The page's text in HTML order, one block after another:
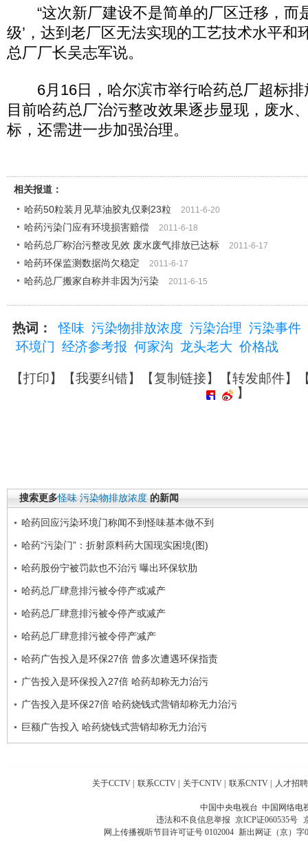
“这次新厂建设不是简单的厂区迁移，而
级’，达到老厂区无法实现的工艺技术水平和
总厂厂长吴志军说。
6月16日，哈尔滨市举行哈药总厂超标排
目前哈药总厂治污整改效果逐步显现，废水
标，还需进一步加强治理。
相关报道：
哈药50粒装月见草油胶丸仅剩23粒
2011-6-20
哈药污染门应有环境损害赔偿 2011-6-18
哈药总厂称治污整改见效 废水废气排放已达标 2011-6-17
哈药环保监测数据尚欠稳定 2011-6-17
哈药总厂搬家自称并非因为污染 2011-6-15
热词： 怪味 污染物排放浓度 污染治理 污染事件
环境门 经济参考报 何家沟 龙头老大 价格战
【打印】【我要纠错】【复制链接】【转发邮件】
】
搜索更多怪味 污染物排放浓度 的新闻
哈药回应污染环境门称闻不到怪味基本做不到
哈药“污染门”：折射原料药大国现实困境(图)
哈药股份宁被罚款也不治污 曝出环保软肋
哈药总厂肆意排污被令停产或减产
哈药总厂肆意排污被令停产或减产
哈药总厂肆意排污被令停产减产
哈药广告投入是环保27倍 曾多次遭遇环保指责
广告投入是环保投入27倍 哈药却称无力治污
广告投入是环保27倍 哈药烧钱式营销却称无力治污
巨额广告投入 哈药烧钱式营销却称无力治污
关于CCTV | 联系CCTV | 关于CNTV | 联系CNTV | 人才招聘
中国中央电视台 中国网络电
违法和不良信息举报 京ICP证060535号
网上传播视听节目许可证号 0102004 新出网证（京）